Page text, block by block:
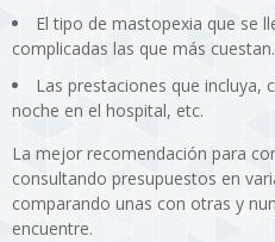
El tipo de mastopexia que se
complicadas las que más cuestan.
Las prestaciones que incluya,
noche en el hospital, etc.
La mejor recomendación para
consultando presupuestos en
comparando unas con otras y
encuentre.